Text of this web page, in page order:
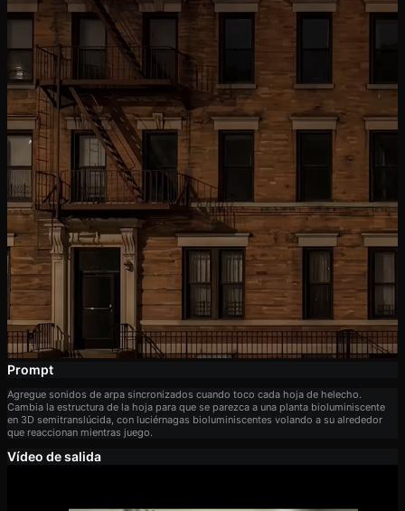
Prompt
Agregue sonidos de arpa sincronizados cuando toco cada hoja de helecho.
Cambia la estructura de la hoja para que se parezca a una planta bioluminiscente
en 3D semitranslúcida, con luciérnagas bioluminiscentes volando a su alrededor
que reaccionan mientras juego.
Vídeo de salida